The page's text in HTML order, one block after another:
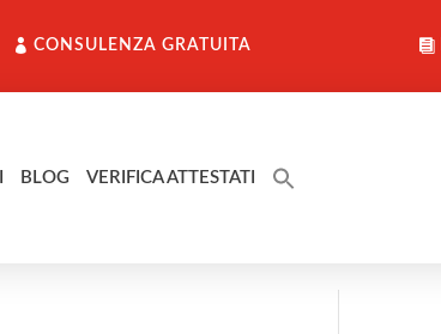
CONSULENZA GRATUITA
BLOG VERIFICA ATTESTATI